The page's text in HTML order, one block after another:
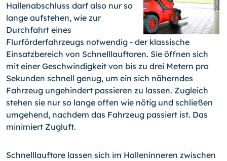
Hallenabschluss darf also nur so
lange aufstehen, wie zur
Durchfahrt eines
Flurförderfahrzeugs notwendig - der klassische
Einsatzbereich von Schnelllauftoren. Sie öffnen sich
mit einer Geschwindigkeit von bis zu drei Metern pro
Sekunden schnell genug, um ein sich näherndes
Fahrzeug ungehindert passieren zu lassen. Zugleich
stehen sie nur so lange offen wie nötig und schließen
umgehend, nachdem das Fahrzeug passiert ist. Das
minimiert Zugluft.
Schnelllauftore lassen sich im Halleninneren zwischen